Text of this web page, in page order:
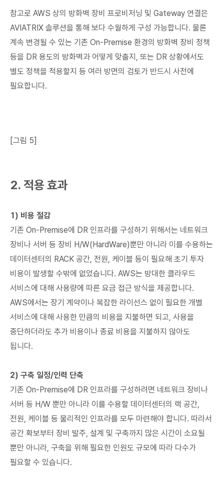
참고로 AWS 상의 방화벽 장비 프로비저닝 및 Gateway 연결은
AVIATRIX 솔루션을 통해 보다 수월하게 구성 가능합니다. 물론
계속 변경될 수 있는 기존 On-Premise 환경의 방화벽 장비 정책
등을 DR 용도의 방화벽과 어떻게 맞출지, 또는 DR 상황에서도
별도 정책을 적용할지 등 여러 방면의 검토가 반드시 사전에
필요합니다.
[그림 5]
2. 적용 효과
1) 비용 절감
기존 On-Premise에 DR 인프라를 구성하기 위해서는 네트워크
장비나 서버 등 장비 H/W(HardWare)뿐만 아니라 이를 수용하는
데이터센터의 RACK 공간, 전원, 케이블 등이 필요해 초기 투자
비용이 발생할 수밖에 없었습니다. AWS는 방대한 클라우드
서비스에 대해 사용량에 따른 요금 접근 방식을 제공합니다.
AWS에서는 장기 계약이나 복잡한 라이선스 없이 필요한 개별
서비스에 대해 사용한 만큼의 비용을 지불하면 되고, 사용을
중단하더라도 추가 비용이나 종료 비용을 지불하지 않아도
됩니다.
2) 구축 일정/인력 단축
기존 On-Premise에 DR 인프라를 구성하려면 네트워크 장비나
서버 등 H/W 뿐만 아니라 이를 수용할 데이터센터의 랙 공간,
전원, 케이블 등 물리적인 인프라를 모두 마련해야 합니다. 따라서
공간 확보부터 장비 발주, 설계 및 구축까지 많은 시간이 소요될
뿐만 아니라, 구축을 위해 필요한 인원도 규모에 따라 다수가
필요할 수 있습니다.